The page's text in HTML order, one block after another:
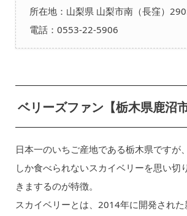
所在地：山梨県 山梨市南（長窪）
電話：0553-22-5906
ベリーズファン【栃木県鹿沼市
日本一のいちご産地である栃木県ですが
しか食べられないスカイベリーを思い切
きまするのが特徴。
スカイベリーとは、2014年に開発された